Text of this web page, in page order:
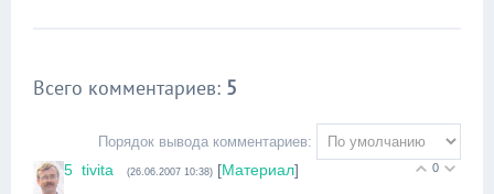
Всего комментариев: 5
Порядок вывода комментариев:
0
5 tivita (26.06.2007 10:38) [Материал]